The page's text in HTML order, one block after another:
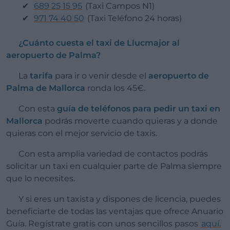
689 25 15 95 (Taxi Campos N1)
971 74 40 50 (Taxi Teléfono 24 horas)
¿Cuánto cuesta el taxi de Llucmajor al
aeropuerto de Palma?
La tarifa para ir o venir desde el aeropuerto de
Palma de Mallorca ronda los 45€.
Con esta guía de teléfonos para pedir un taxi en
Mallorca podrás moverte cuando quieras y a donde
quieras con el mejor servicio de taxis.
Con esta amplia variedad de contactos podrás
solicitar un taxi en cualquier parte de Palma siempre
que lo necesites.
Y si eres un taxista y dispones de licencia, puedes
beneficiarte de todas las ventajas que ofrece Anuario
Guía. Regístrate gratis con unos sencillos pasos aquí.